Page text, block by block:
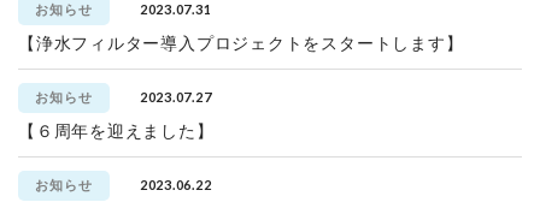
お知らせ 2023.07.31
【浄水フィルター導入プロジェクトをスタートします】
お知らせ 2023.07.27
【６周年を迎えました】
お知らせ 2023.06.22